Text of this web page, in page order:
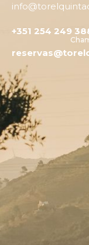
+351 254 249